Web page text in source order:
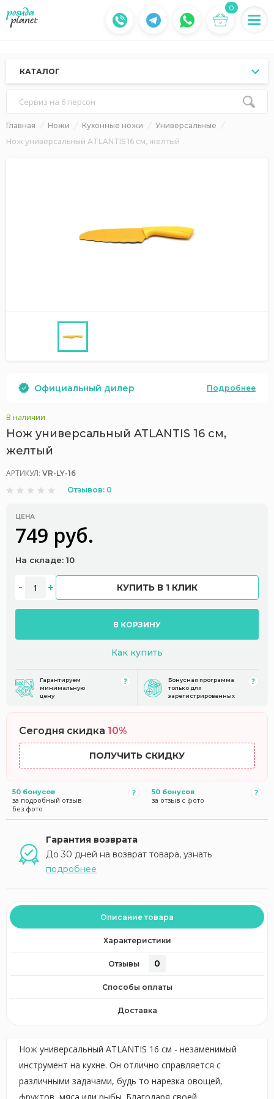
0
КАТАЛОГ
Сервиз на 6 персон
Главная Ножи Кухонные ножи
Универсальные
Нож универсальный ATLANTIS 16 см, желтый
Официальный дилер Подробнее
В наличии
Нож универсальный ATLANTIS 16 см,
желтый
АРТИКУЛ: VR-LY-16
Отзывов: 0
ЦЕНА
749 руб.
На складе: 10
КУПИТЬ В 1 КЛИК
В КОРЗИНУ
Как купить
Гарантируем
минимальную
цену
Бонусная программа
только для
зарегистрированных
Сегодня скидка 10%
ПОЛУЧИТЬ СКИДКУ
50 бонусов
за подробный отзыв
без фото
50 бонусов
за отзыв с фото
Гарантия возврата
До 30 дней на возврат товара, узнать
подробнее
Описание товара
Характеристики
Отзывы 0
Способы оплаты
Доставка
Нож универсальный ATLANTIS 16 см - незаменимый
инструмент на кухне. Он отлично справляется с
различными задачами, будь то нарезка овощей,